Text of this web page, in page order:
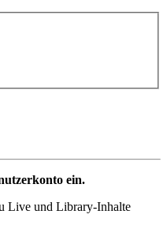
ein.
Live und Library-Inhalte